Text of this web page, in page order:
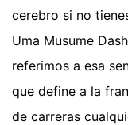
cerebro si no
Uma Musume
referimos a esa
que define a la
de carreras